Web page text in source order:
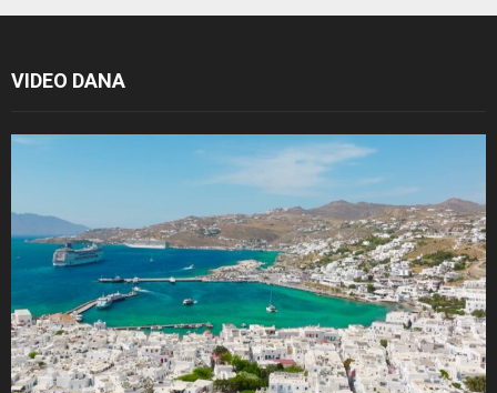
VIDEO DANA